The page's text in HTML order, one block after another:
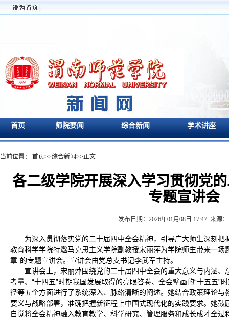
首页 | 师院要闻 | 综合新闻 | 学术讲座
当前位置： 首页>>综合新闻>>正文
各二级学院开展深入学习贯彻党
专题宣讲会
发布日期：2026年01月08日 17:47 来源
为深入贯彻落实党的二十届四中全会精神，引导广大师生深刻
教育科学学院特邀马克思主义学院副教授宋丽萍为学院师生带来一场
章”的专题宣讲会。宣讲会由党总支书记李武军主持。
宣讲会上，宋丽萍围绕党的二十届四中全会的重大意义与内涵、
考量、“十四五”时期我国发展取得的亮眼答卷、全会擘画的“十五五”
径等五个方面进行了系统深入、脉络清晰的阐述。她结合政策理论
要义与战略部署，准确把握新征程上中国式现代化的实践要求。她
自觉将全会精神融入教育教学、科学研究、管理服务和成长成才全